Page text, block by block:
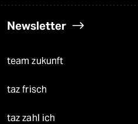
Newsletter
team zukunft
taz frisch
taz zahl ich